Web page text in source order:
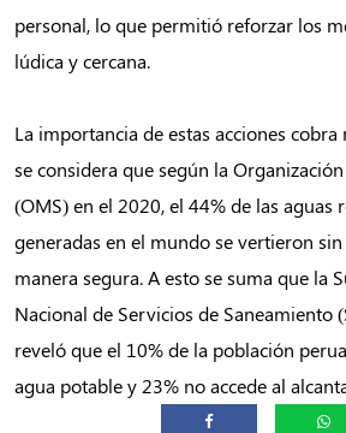
personal, lo que permitió reforzar los
lúdica y cercana.
La importancia de estas acciones
se considera que según la
(OMS) en el 2020, el 44% de las aguas
generadas en el mundo se vertieron
manera segura. A esto se suma que la
Nacional de Servicios de Saneamiento
reveló que el 10% de la población
agua potable y 23% no accede al